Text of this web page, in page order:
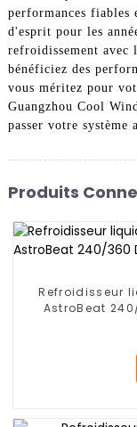
performances
d'esprit pour les
refroidissement avec
bénéficiez des
vous méritez pour
Guangzhou Cool
passer votre système
Produits
Refroidisseur
AstroBeat